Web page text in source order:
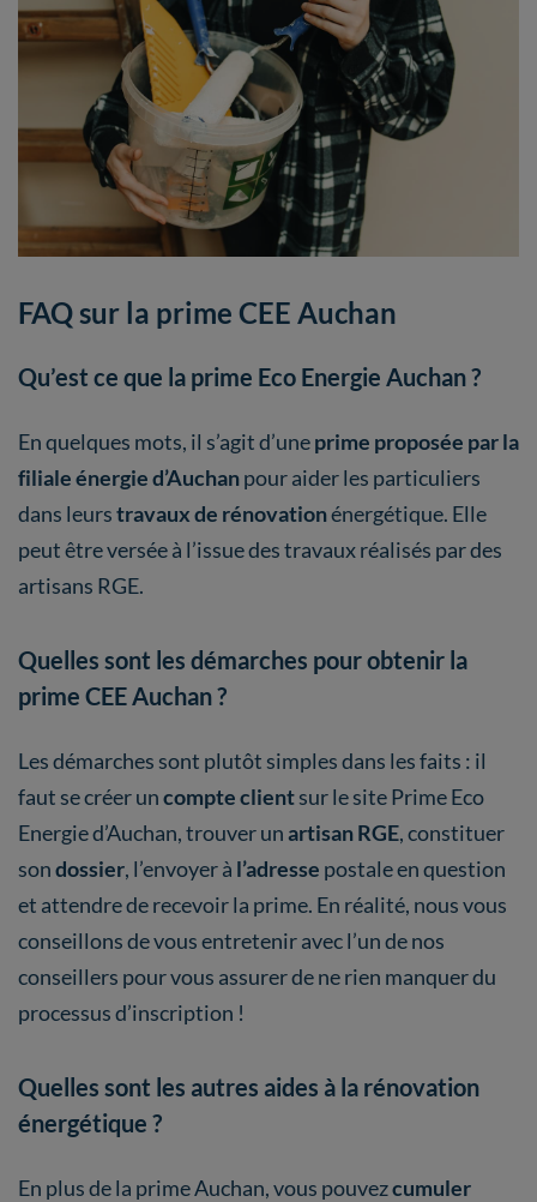
FAQ sur la prime CEE Auchan
Qu’est ce que la prime Eco Energie Auchan ?
En quelques mots, il s’agit d’uneprime proposée par la
filiale énergie d’Auchanpour aider les particuliers
dans leurstravaux de rénovationénergétique. Elle
peut être versée à l’issue des travaux réalisés par des
artisans RGE.
Quelles sont les démarches pour obtenir la
prime CEE Auchan ?
Les démarches sont plutôt simples dans les faits : il
faut se créer uncompte clientsur le site Prime Eco
Energie d’Auchan, trouver unartisan RGE, constituer
sondossier, l’envoyer à l’adresse postale en question
et attendre de recevoir la prime. En réalité, nous vous
conseillons de vous entretenir avec l’un de nos
conseillers pour vous assurer de ne rien manquer du
processus d’inscription !
Quelles sont les autres aides à la rénovation
énergétique ?
En plus de la prime Auchan, vous pouvezcumuler